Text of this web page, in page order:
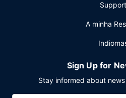
Support
A minha
Sign Up for
Stay informed about